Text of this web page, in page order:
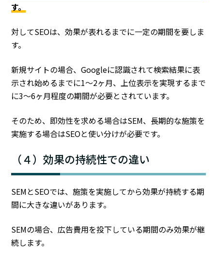
す。
対してSEOは、効果が表れるまでに一定の期間を要しま
す。
新規サイトの場合、Googleに認識されて検索結果に表
示され始めるまでに1〜2ヶ月、上位表示を実現するまで
に3〜6ヶ月程度の期間が必要とされています。
そのため、即効性を求める場合はSEM、長期的な施策を
実施する場合はSEOと使い分けが必要です。
（４）効果の持続性での違い
SEMとSEOでは、施策を実施してから効果が持続する期
間に大きな違いがあります。
SEMの場合、広告費用を投下している期間のみ効果が継
続します。